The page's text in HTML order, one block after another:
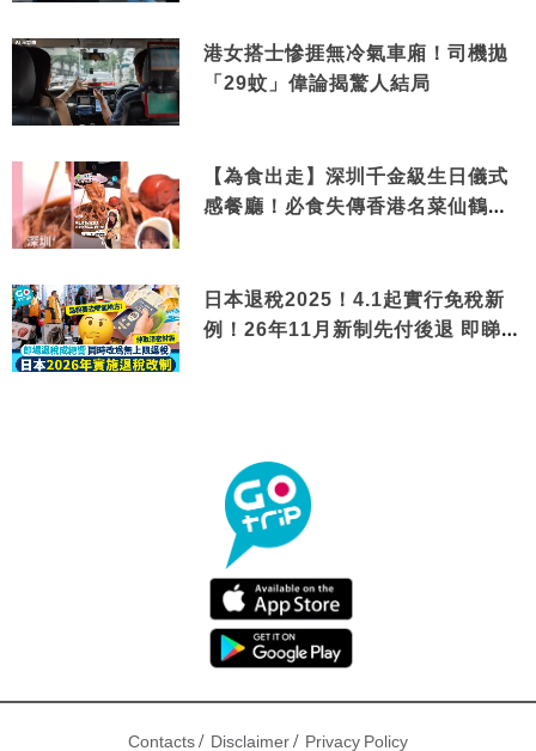
港女搭士慘捱無冷氣車廂！司機拋
「29蚊」偉論揭驚人結局
【為食出走】深圳千金級生日儀式
感餐廳！必食失傳香港名菜仙鶴神
日本退稅2025！4.1起實行免稅新
例！26年11月新制先付後退 即睇步
Contacts/ Disclaimer/ Privacy Policy